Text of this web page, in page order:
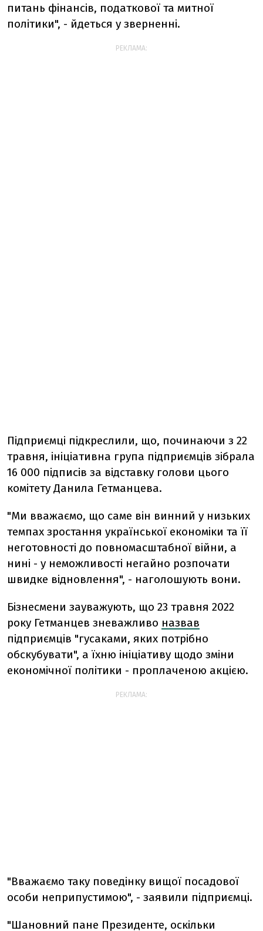
питань фінансів, податкової та митної
політики", - йдеться у зверненні.
РЕКЛАМА:
Підприємці підкреслили, що, починаючи з 22
травня, ініціативна група підприємців зібрала
16 000 підписів за відставку голови цього
комітету Данила Гетманцева.
"Ми вважаємо, що саме він винний у низьких
темпах зростання української економіки та її
неготовності до повномасштабної війни, а
нині - у неможливості негайно розпочати
швидке відновлення", - наголошують вони.
Бізнесмени зауважують, що 23 травня 2022
року Гетманцев зневажливо назвав
підприємців "гусаками, яких потрібно
обскубувати", а їхню ініціативу щодо зміни
економічної політики - проплаченою акцією.
РЕКЛАМА:
"Вважаємо таку поведінку вищої посадової
особи неприпустимою", - заявили підприємці.
"Шановний пане Президенте, оскільки